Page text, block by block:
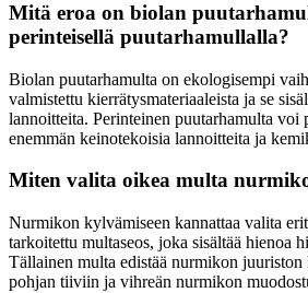
Mitä eroa on biolan
perinteisellä puutarhamullalla?
Biolan puutarhamulta on ekologisempi
valmistettu kierrätysmateriaaleista ja se
lannoitteita. Perinteinen puutarhamulta voi
enemmän keinotekoisia lannoitteita ja
Miten valita oikea multa
Nurmikon kylvämiseen kannattaa valita
tarkoitettu multaseos, joka sisältää hienoa
Tällainen multa edistää nurmikon juuriston
pohjan tiiviin ja vihreän nurmikon